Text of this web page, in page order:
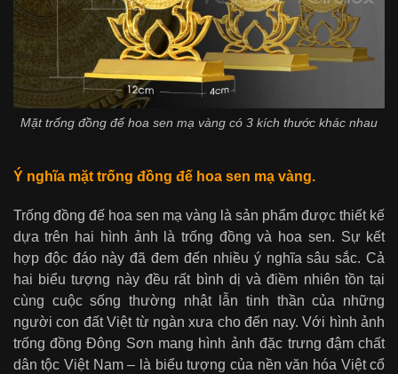
Mặt trống đồng đế hoa sen mạ vàng có 3 kích thước khác nhau
Ý nghĩa mặt trống đồng đế hoa sen mạ vàng.
Trống đồng đế hoa sen mạ vàng là sản phẩm được thiết kế
dựa trên hai hình ảnh là trống đồng và hoa sen. Sự kết
hợp độc đáo này đã đem đến nhiều ý nghĩa sâu sắc. Cả
hai biểu tượng này đều rất bình dị và điềm nhiên tồn tại
cùng cuộc sống thường nhật lẫn tinh thần của những
người con đất Việt từ ngàn xưa cho đến nay. Với hình ảnh
trống đồng Đông Sơn mang hình ảnh đặc trưng đậm chất
dân tộc Việt Nam – là biểu tượng của nền văn hóa Việt cổ